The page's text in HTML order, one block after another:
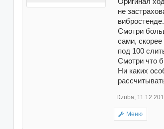
не
вибростенде.
Смотри
сами, скорее
под 100
Смотри что
Ни каких
Dzuba
Меню